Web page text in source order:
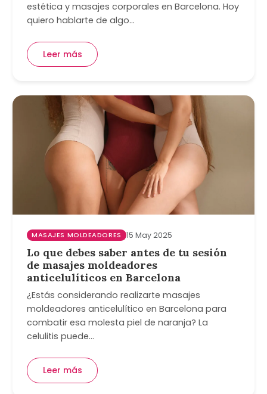
estética y masajes corporales en Barcelona. Hoy
quiero hablarte de algo…
Leer más
MASAJES MOLDEADORES 15 May 2025
Lo que debes saber antes de tu sesión
de masajes moldeadores
anticelulíticos en Barcelona
¿Estás considerando realizarte masajes
moldeadores anticelulítico en Barcelona para
combatir esa molesta piel de naranja? La
celulitis puede…
Leer más